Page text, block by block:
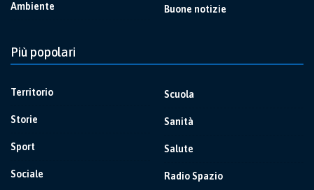
Ambiente Buone notizie
Più popolari
Territorio
Storie
Sport
Sociale
Scuola
Sanità
Salute
Radio Spazio